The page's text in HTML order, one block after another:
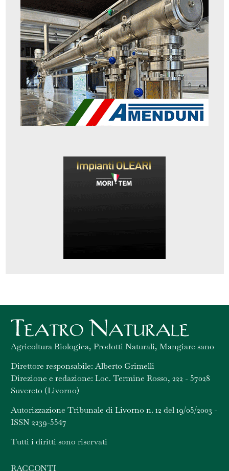
Agricoltura Biologica, Prodotti Naturali, Mangiare sano
Direttore responsabile: Alberto Grimelli
Direzione e redazione: Loc. Termine Rosso, 222 - 57028
Suvereto (Livorno)
Autorizzazione Tribunale di Livorno n. 12 del 19/05/2003 -
ISSN 2239-5547
Tutti i diritti sono riservati
RACCONTI